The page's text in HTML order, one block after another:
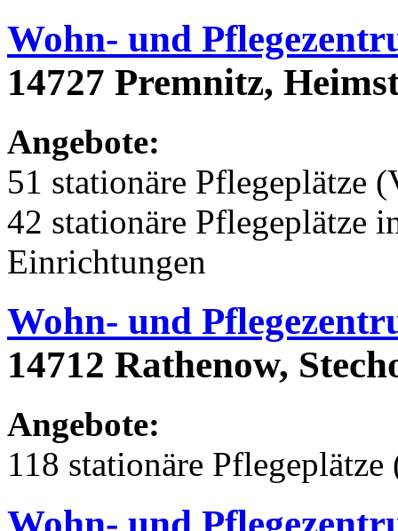
Wohn- und
14727 Premnitz,
Angebote:
51 stationäre Pflegeplätze
42 stationäre Pflegeplätze
Einrichtungen
Wohn- und
14712 Rathenow,
Angebote:
118 stationäre